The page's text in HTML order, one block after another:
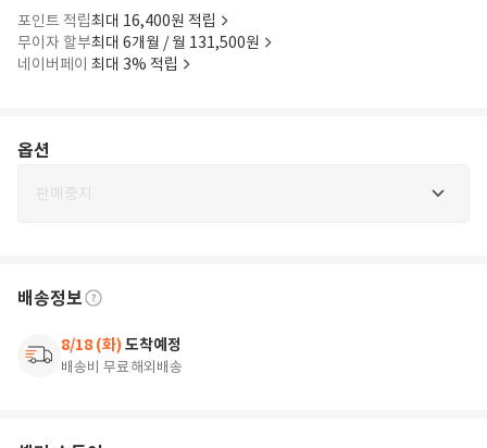
포인트 적립최대 16,400원 적립
무이자 할부최대 6개월 / 월 131,500원
네이버페이 최대 3% 적립
옵션
판매중지
배송정보
8/18 (화) 도착예정
배송비 무료해외배송